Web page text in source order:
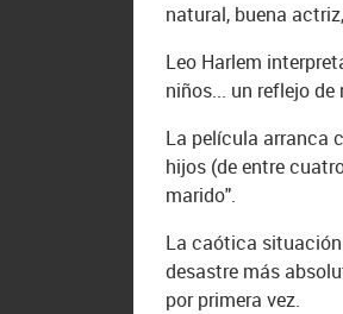
natural, buena
Leo Harlem
niños... un reflejo
La película arranca
hijos (de entre
marido".
La caótica
desastre más
por primera vez.